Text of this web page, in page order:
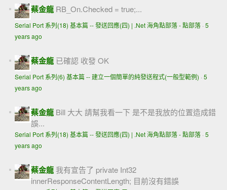
蔡金龍 RB_On.Checked = true;...
Serial Port 系列(18) 基本篇 -- 發送回應(四) | .Net 海角點部落 - 點部落· 5
years ago
蔡金龍 已確認 收發 OK
Serial Port 系列(6) 基本篇 -- 建立一個簡單的純發送程式(一般型範例) · 5
years ago
蔡金龍 Bill 大大 請幫我看一下 是不是我放的位置造成錯
誤...
Serial Port 系列(18) 基本篇 -- 發送回應(四) | .Net 海角點部落 - 點部落· 5
years ago
蔡金龍 我有宣告了 private Int32
innerResponseContentLength; 目前沒有錯誤